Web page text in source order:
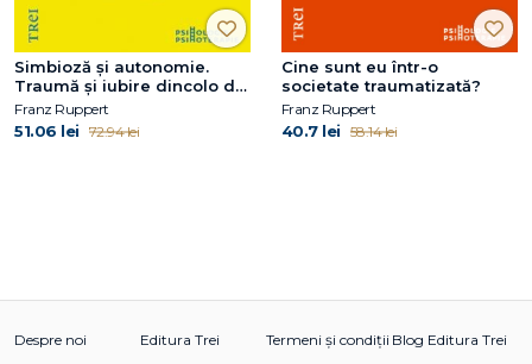
Simbioză şi autonomie.
Traumă şi iubire dincolo de
complicaţiile simbiotice
Franz Ruppert
51.06 lei 72.94 lei
Cine sunt eu într-o
societate traumatizată?
Franz Ruppert
40.7 lei 58.14 lei
Despre noi
Editura Trei
Termeni și condiții Blog Editura Trei